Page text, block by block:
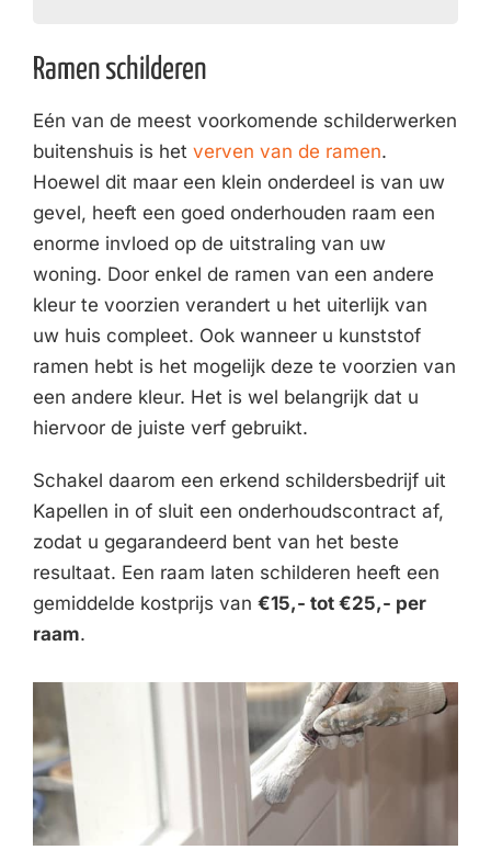
Ramen schilderen
Eén van de meest voorkomende schilderwerken
buitenshuis is het verven van de ramen.
Hoewel dit maar een klein onderdeel is van uw
gevel, heeft een goed onderhouden raam een
enorme invloed op de uitstraling van uw
woning. Door enkel de ramen van een andere
kleur te voorzien verandert u het uiterlijk van
uw huis compleet. Ook wanneer u kunststof
ramen hebt is het mogelijk deze te voorzien van
een andere kleur. Het is wel belangrijk dat u
hiervoor de juiste verf gebruikt.
Schakel daarom een erkend schildersbedrijf uit
Kapellen in of sluit een onderhoudscontract af,
zodat u gegarandeerd bent van het beste
resultaat. Een raam laten schilderen heeft een
gemiddelde kostprijs van €15,- tot €25,- per
raam.